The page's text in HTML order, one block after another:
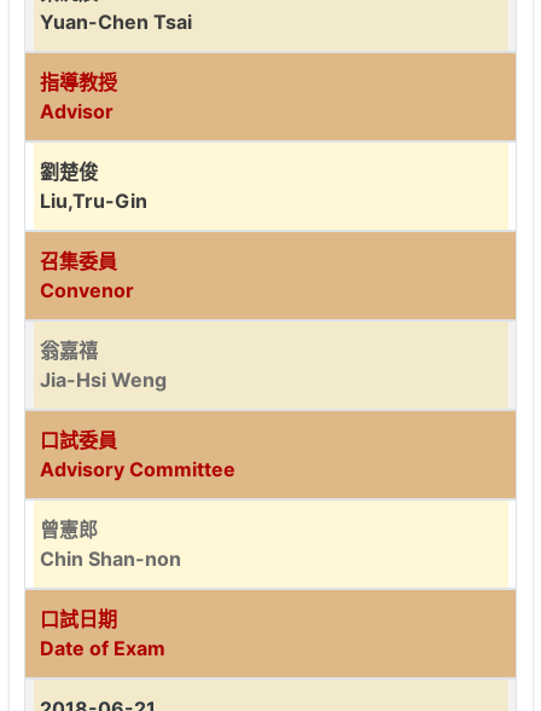
Yuan-Chen Tsai
指導教授
Advisor
劉楚俊
Liu,Tru-Gin
召集委員
Convenor
翁嘉禧
Jia-Hsi Weng
口試委員
Advisory Committee
曾憲郎
Chin Shan-non
口試日期
Date of Exam